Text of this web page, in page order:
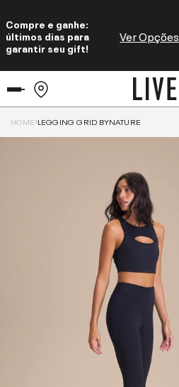
Compre e ganhe:
últimos dias para
garantir seu gift!
Ver Opções
HOME LEGGING GRID BYNATURE